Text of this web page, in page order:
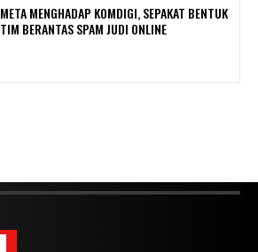
META MENGHADAP KOMDIGI, SEPAKAT BENTUK
TIM BERANTAS SPAM JUDI ONLINE